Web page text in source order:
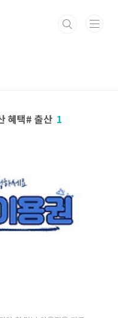
혜택# 출산 1